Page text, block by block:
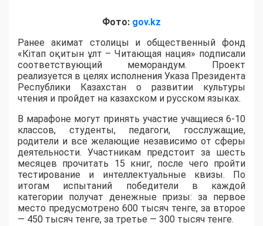
Фото: gov.kz
Ранее акимат столицы и общественный фонд
«Кітап оқитын ұлт – Читающая нация» подписали
соответствующий меморандум. Проект
реализуется в целях исполнения Указа Президента
Республики Казахстан о развитии культуры
чтения и пройдет на казахском и русском языках.
В марафоне могут принять участие учащиеся 6-10
классов, студенты, педагоги, госслужащие,
родители и все желающие независимо от сферы
деятельности. Участникам предстоит за шесть
месяцев прочитать 15 книг, после чего пройти
тестирование и интеллектуальные квизы. По
итогам испытаний победители в каждой
категории получат денежные призы: за первое
место предусмотрено 600 тысяч тенге, за второе
— 450 тысяч тенге, за третье — 300 тысяч тенге.